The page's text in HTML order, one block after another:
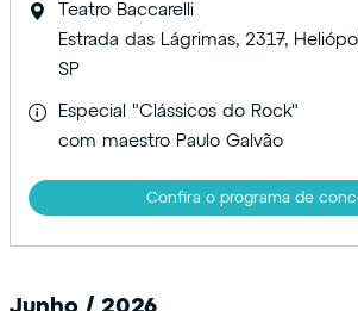
Teatro Baccarelli
Estrada das Lágrimas, 2317,
SP
Especial "Clássicos do Rock"
com maestro Paulo Galvão
Confira o programa de